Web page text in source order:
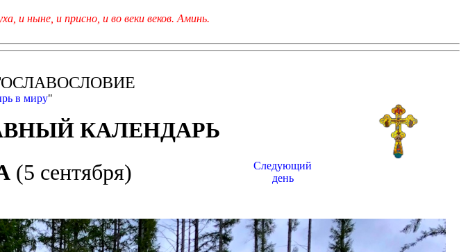
и ныне, и присно, и во веки веков. Аминь.
в миру"
КАЛЕНДАРЬ
(5 сентября)
Следующий
день